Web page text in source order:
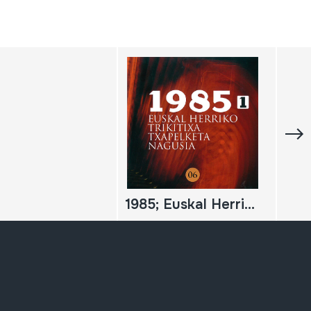
1985; Euskal Herriko Trikitixa Txapelketa Nagusia; 1